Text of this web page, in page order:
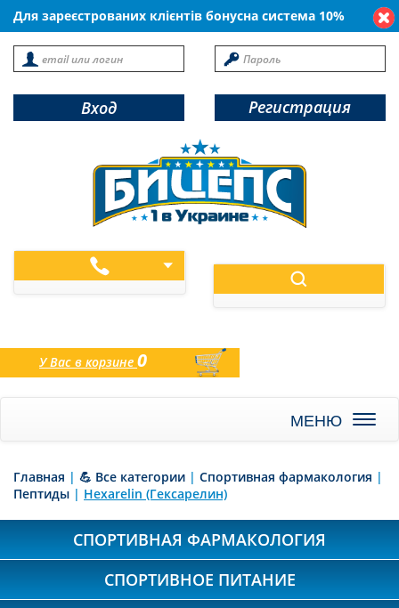
Для зареєстрованих клієнтів бонусна система 10%
Вход Регистрация
У Вас в корзине0
товаров
Главная | 💪 Все категории | Спортивная фармакология |
Пептиды | Hexarelin (Гексарелин)
СПОРТИВНАЯ ФАРМАКОЛОГИЯ
СПОРТИВНОЕ ПИТАНИЕ